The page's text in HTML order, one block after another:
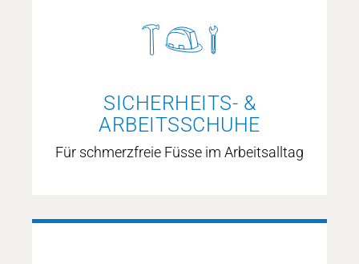
MASS-SKIFAHREN
mehr erfahren
SICHERHEITS- &
ARBEITSSCHUHE
Für schmerzfreie Füsse im Arbeitsalltag